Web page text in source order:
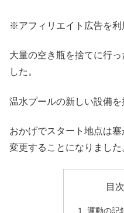
※アフィリエイト広告を利
大量の空き瓶を捨てに行
した。
温水プールの新しい設備を
おかげでスタート地点は
変更することになりました
目次
運動の記